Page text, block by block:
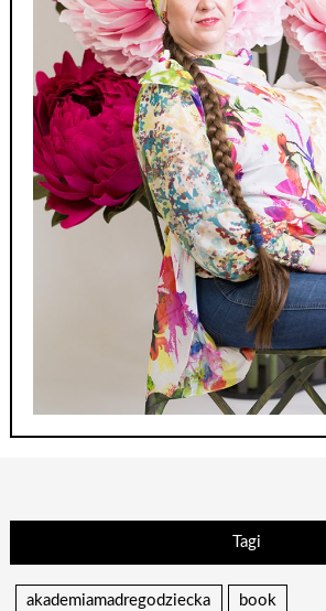
Tagi
akademiamadregodziecka book